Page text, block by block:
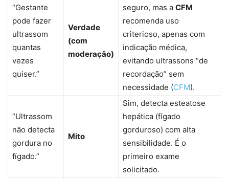
“Gestante
pode fazer
ultrassom
quantas
vezes
quiser.”
Verdade
(com
moderação)
seguro, mas a CFM
recomenda uso
criterioso, apenas com
indicação médica,
evitando ultrassons “de
recordação” sem
necessidade (CFM).
“Ultrassom
não detecta
gordura no
fígado.”
Mito
Sim, detecta esteatose
hepática (fígado
gorduroso) com alta
sensibilidade. É o
primeiro exame
solicitado.